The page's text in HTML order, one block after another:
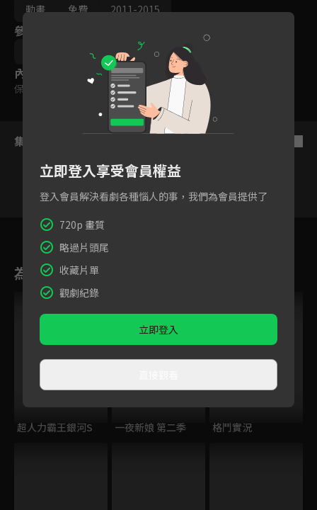
動畫
免費 2011-2015
參與演員
內容標籤
保護級
集數列表
4
為您推薦
超人力霸王銀河S 一夜新娘 第二季 格鬥實況
立即登入享受會員權益
登入會員解決看劇各種惱人的事，我們為會員提供了
720p 畫質
略過片頭尾
收藏片單
觀劇紀錄
立即登入